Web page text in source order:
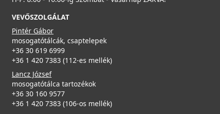
ELLECI - Gránit mosogatótálca Easy ROUND 600 G62
LGYR6062
79 990 Ft
ELLECI - Csaptelep Trail G51
MGKTRA51
89 990 Ft
VEVŐSZOLGÁLAT
Pintér Gábor
mosogatótálcák, csaptelepek
+36 30 619 6999
+36 1 420 7383 (112-es mellék)
Lancz József
mosogatótálca tartozékok
+36 30 160 9577
+36 1 420 7383 (106-os mellék)